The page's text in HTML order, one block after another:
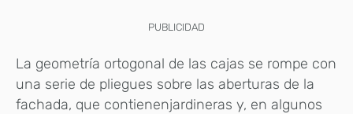
PUBLICIDAD
La geometría ortogonal de las cajas se rompe con
una serie de pliegues sobre las aberturas de la
fachada, que contienenjardineras y, en algunos